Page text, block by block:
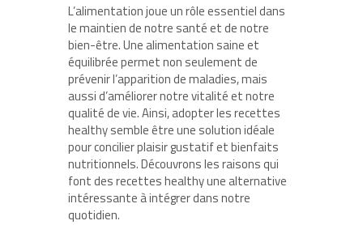
L’alimentation joue un rôle essentiel dans
le maintien de notre santé et de notre
bien-être. Une alimentation saine et
équilibrée permet non seulement de
prévenir l’apparition de maladies, mais
aussi d’améliorer notre vitalité et notre
qualité de vie. Ainsi, adopter les recettes
healthy semble être une solution idéale
pour concilier plaisir gustatif et bienfaits
nutritionnels. Découvrons les raisons qui
font des recettes healthy une alternative
intéressante à intégrer dans notre
quotidien.